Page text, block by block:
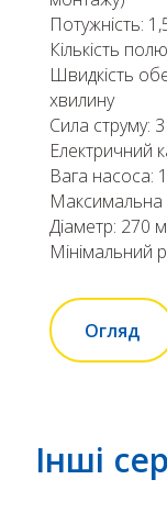
Потужність:
Кількість
Швидкість
хвилину
Сила струму:
Електричний
Вага насоса:
Максимальна
Діаметр: 270
Мінімальний
Огляд
Інші